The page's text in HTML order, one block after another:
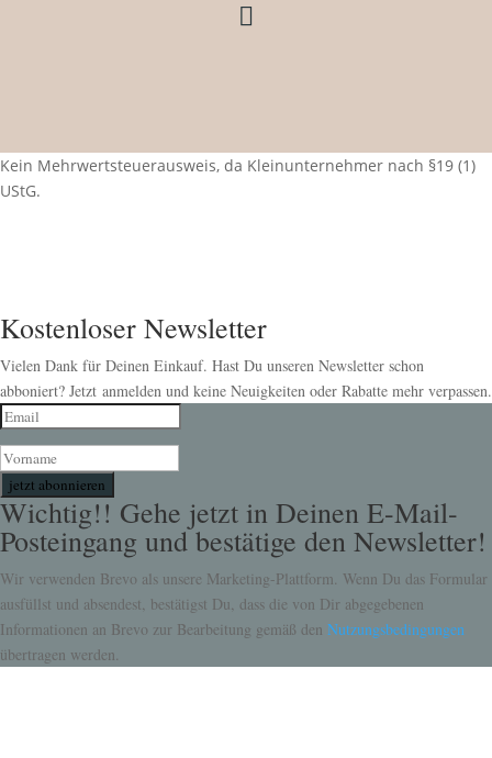

Kein Mehrwertsteuerausweis, da Kleinunternehmer nach §19 (1)
UStG.
Kostenloser Newsletter
Vielen Dank für Deinen Einkauf. Hast Du unseren Newsletter schon
abboniert? Jetzt anmelden und keine Neuigkeiten oder Rabatte mehr verpassen.
jetzt abonnieren
Wichtig!! Gehe jetzt in Deinen E-Mail-
Posteingang und bestätige den Newsletter!
Wir verwenden Brevo als unsere Marketing-Plattform. Wenn Du das Formular
ausfüllst und absendest, bestätigst Du, dass die von Dir abgegebenen
Informationen an Brevo zur Bearbeitung gemäß den Nutzungsbedingungen
übertragen werden.